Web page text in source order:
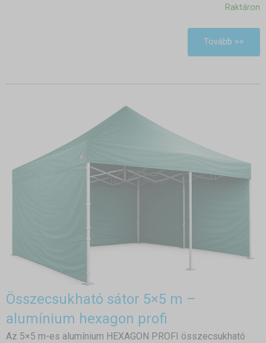
Raktáron
Tovább >>
Összecsukható sátor 5×5 m –
alumínium hexagon profi
Az 5×5 m-es alumínium HEXAGON PROFI összecsukható